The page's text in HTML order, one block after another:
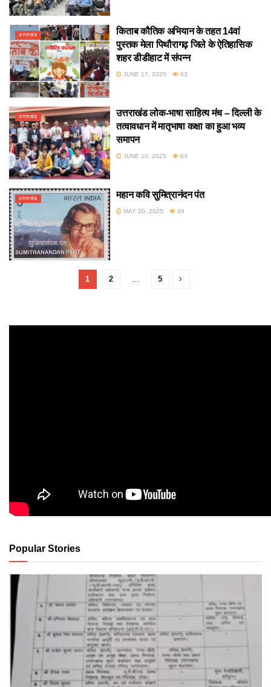
उत्तराखंड
किताब कौतिक अभियान के तहत 14वां
पुस्तक मेला पिथौरागढ़ जिले के ऐतिहासिक
शहर डीडीहाट में संपन्न
JUNE 17, 2025 43
उत्तराखंड
उत्तराखंड लोक-भाषा साहित्य मंच – दिल्ली के
तत्वावधान में मातृभाषा कक्षा का हुआ भव्य
समापन
JUNE 10, 2025 64
उत्तराखंड महान कवि सुमित्रानंदन पंत
MAY 20, 2025 49
1 2 … 5
Popular Stories